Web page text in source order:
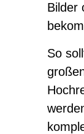
Bilder
So